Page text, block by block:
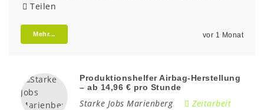
Teilen
Mehr... vor 1 Monat
Produktionshelfer Airbag-Herstellung
– ab 14,96 € pro Stunde
Starke Jobs Marienberg
Zeitarbeit